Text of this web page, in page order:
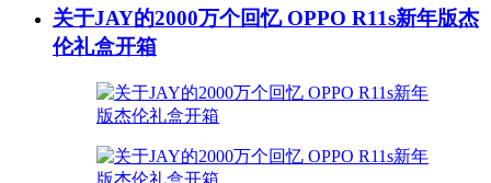
关于JAY的2000万个回忆 OPPO R11s新年版杰
伦礼盒开箱